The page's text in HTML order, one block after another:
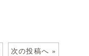
次の投稿へ »